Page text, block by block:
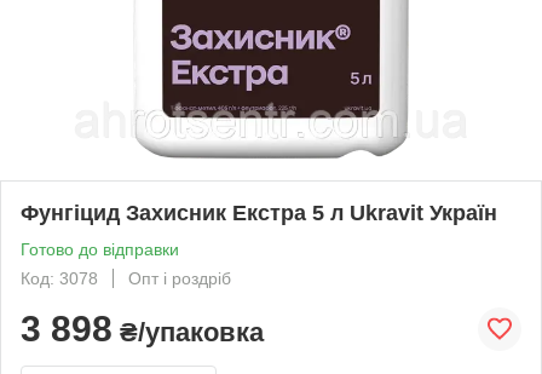
Фунгіцид Захисник Екстра 5 л Ukravit Україн
Готово до відправки
Код: 3078
Опт і роздріб
3 898 ₴/упаковка